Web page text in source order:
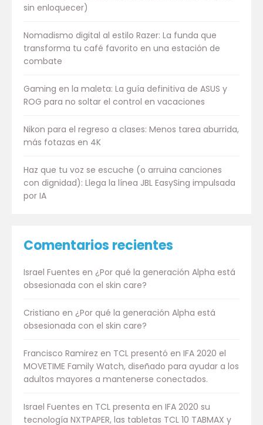
sin enloquecer)
Nomadismo digital al estilo Razer: La funda que
transforma tu café favorito en una estación de
combate
Gaming en la maleta: La guía definitiva de ASUS y
ROG para no soltar el control en vacaciones
Nikon para el regreso a clases: Menos tarea aburrida,
más fotazas en 4K
Haz que tu voz se escuche (o arruina canciones
con dignidad): Llega la línea JBL EasySing impulsada
por IA
Comentarios recientes
Israel Fuentes en ¿Por qué la generación Alpha está
obsesionada con el skin care?
Cristiano en ¿Por qué la generación Alpha está
obsesionada con el skin care?
Francisco Ramirez en TCL presentó en IFA 2020 el
MOVETIME Family Watch, diseñado para ayudar a los
adultos mayores a mantenerse conectados.
Israel Fuentes en TCL presenta en IFA 2020 su
tecnología NXTPAPER, las tabletas TCL 10 TABMAX y